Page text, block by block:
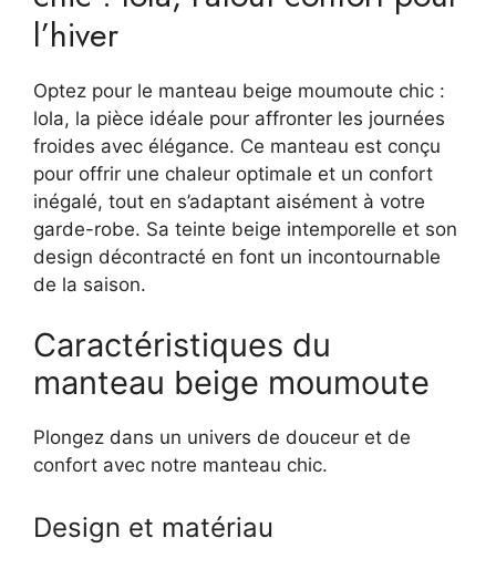
l’hiver
Optez pour le manteau beige moumoute chic :
lola, la pièce idéale pour affronter les journées
froides avec élégance. Ce manteau est conçu
pour offrir une chaleur optimale et un confort
inégalé, tout en s’adaptant aisément à votre
garde-robe. Sa teinte beige intemporelle et son
design décontracté en font un incontournable
de la saison.
Caractéristiques du
manteau beige moumoute
Plongez dans un univers de douceur et de
confort avec notre manteau chic.
Design et matériau